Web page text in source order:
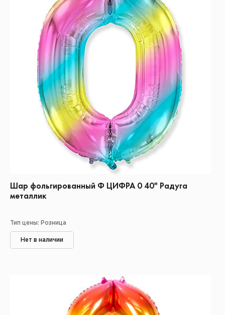
Шар фольгированный Ф ЦИФРА 0 40" Радуга
металлик
Тип цены: Розница
Нет в наличии